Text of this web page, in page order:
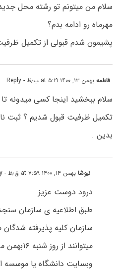
سلام من میتونم تو رشته محل
مهرماه رو ادامه بدم؟
پشیمون شدم قبولی از تکمیل
فاطمهبهمن ۱۳, ۱۴۰۰ at ۵:۱۹ ب٫ظ - Reply
سلام ببخشید اینجا کسی میدونه
تکمیل ظرفیت قبول شدیم ؟ ثبت
بدین .
نیوشابهمن ۱۴, ۱۴۰۰ at ۷:۵۹ ق٫ظ - Reply
درود دوست عزیز
طبق اطلاعیه ی سازمان
سازمان کلیه پذیرفته
وبسایت دانشگاه یا موسسه